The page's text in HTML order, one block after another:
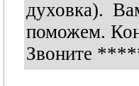
духовка).
поможем.
Звоните